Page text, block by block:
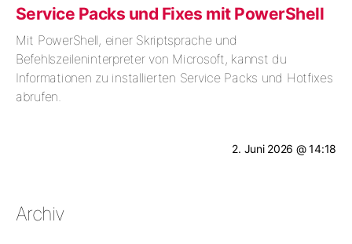
Service Packs und Fixes mit PowerShell
Mit PowerShell, einer Skriptsprache und
Befehlszeileninterpreter von Microsoft, kannst du
Informationen zu installierten Service Packs und Hotfixes
abrufen.
2. Juni 2026 @ 14:18
Archiv